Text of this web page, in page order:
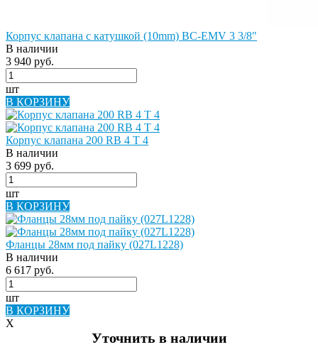
Корпус клапана с катушкой (10mm) BC-EMV 3 3/8"
В наличии
3 940 руб.
шт
В КОРЗИНУ
Корпус клапана 200 RB 4 T 4
В наличии
3 699 руб.
шт
В КОРЗИНУ
Фланцы 28мм под пайку (027L1228)
В наличии
6 617 руб.
шт
В КОРЗИНУ
X
Уточнить в наличии